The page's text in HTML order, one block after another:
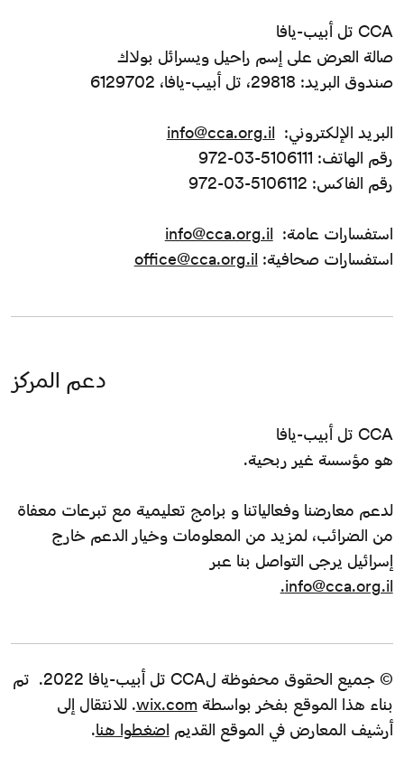
© جميع الحقوق محفوظة لCCA تل أبيب-يافا 2022. تم
بناء هذا الموقع بفخر بواسطة wix.com. للانتقال إلى
أرشيف المعارض في الموقع القديم اضغطوا هنا.
CCA تل أبيب-يافا
صالة العرض على إسم راحيل ويسرائل بولاك
صندوق البريد: 29818، تل أبيب-يافا، 6129702
البريد الإلكتروني: info@cca.org.il
رقم الهاتف: 5106111-03-972
رقم الفاكس: 5106112-03-972
استفسارات عامة: info@cca.org.il
استفسارات صحافية: office@cca.org.il
دعم المركز
CCA تل أبيب-يافا
هو مؤسسة غير ربحية.
لدعم معارضنا وفعالياتنا و برامج تعليمية مع تبرعات معفاة
من الضرائب، لمزيد من المعلومات وخيار الدعم خارج
إسرائيل يرجى التواصل بنا عبر
info@cca.org.il.